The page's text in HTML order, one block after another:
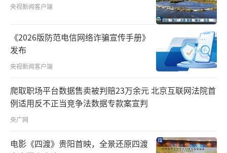
养老服务体系加速构建、越发健全。
央视新闻客户端
《2026版防范电信网络诈骗宣传手册》
发布
央视新闻客户端
爬取职场平台数据售卖被判赔23万余元 北京互联网法院首
例适用反不正当竞争法数据专款案宣判
央广网
电影《四渡》贵阳首映，全景还原四渡